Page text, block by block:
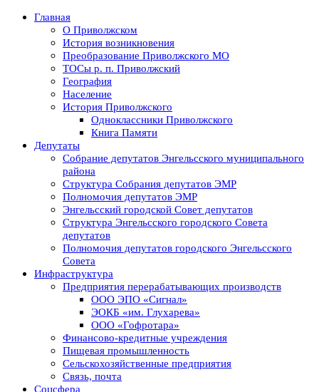
Главная
О Приволжском
История возникновения
Преобразование Приволжского МО
ТОСы р. п. Приволжский
География
Население
История Приволжского
Одноклассники Приволжского
Книга Памяти
Депутаты
Собрание депутатов Энгельсского муниципального
района
Структура Собрания депутатов ЭМР
Полномочия депутатов ЭМР
Энгельсский городской Совет депутатов
Структура Энгельсского городского Совета
депутатов
Полномочия депутатов городского Энгельсского
Совета
Инфраструктура
Предприятия перерабатывающих производств
ООО ЭПО «Сигнал»
ЭОКБ «им. Глухарева»
ООО «Гофротара»
Финансово-кредитные учреждения
Пищевая промышленность
Сельскохозяйственные предприятия
Связь, почта
Соцсфера